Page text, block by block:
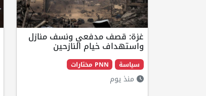
غزة: قصف مدفعي ونسف منازل
واستهداف خيام النازحين
سياسة PNN مختارات
منذ يوم